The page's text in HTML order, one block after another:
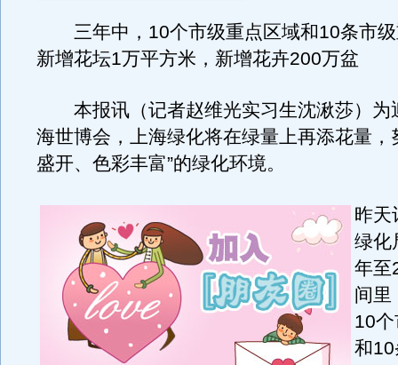
三年中，10个市级重点区域和10条市级
新增花坛1万平方米，新增花卉200万盆
本报讯（记者赵维光实习生沈湫莎）为
海世博会，上海绿化将在绿量上再添花量，
盛开、色彩丰富”的绿化环境。
昨天
绿化
年至
间里
10
和